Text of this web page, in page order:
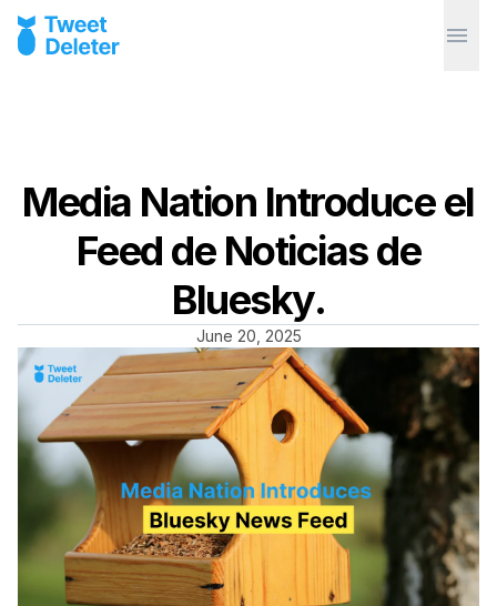
Media Nation Introduce el
Feed de Noticias de
Bluesky.
June 20, 2025